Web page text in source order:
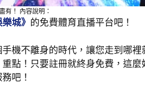
有！ 內容說明：
樂城》 的免費體育直播平台吧！
機不離身的時代，讓您走到哪裡
點！只要註冊就終身免費，這麼
吧！